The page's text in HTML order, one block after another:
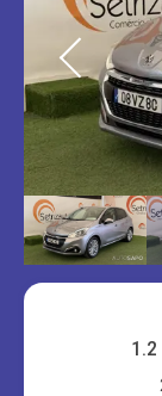
1.2